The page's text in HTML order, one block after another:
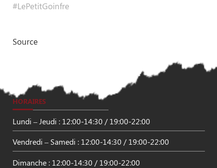
#LePetitGoinfre
Source
HORAIRES
Lundi – Jeudi : 12:00-14:30 / 19:00-22:00
Vendredi – Samedi : 12:00-14:30 / 19:00-22:00
Dimanche : 12:00-14:30 / 19:00-22:00